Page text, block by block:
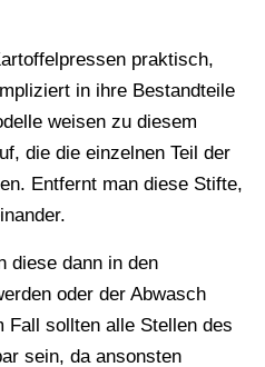
praktisch,
in ihre Bestandteile
weisen zu diesem
die die einzelnen Teil der
Entfernt man diese Stifte,
diese dann in den
oder der Abwasch
Fall sollten alle Stellen des
sein, da ansonsten